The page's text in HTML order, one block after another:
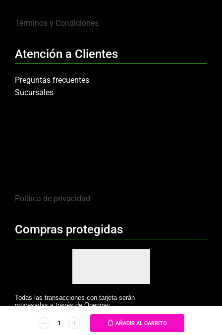
AÑADIR AL CARRITO
Términos y Condiciones
Atención a Clientes
Preguntas frecuentes
Sucursales
Política de privacidad
Compras protegidas
Todas las transacciones con tarjeta serán
procesadas a través de Openpay.